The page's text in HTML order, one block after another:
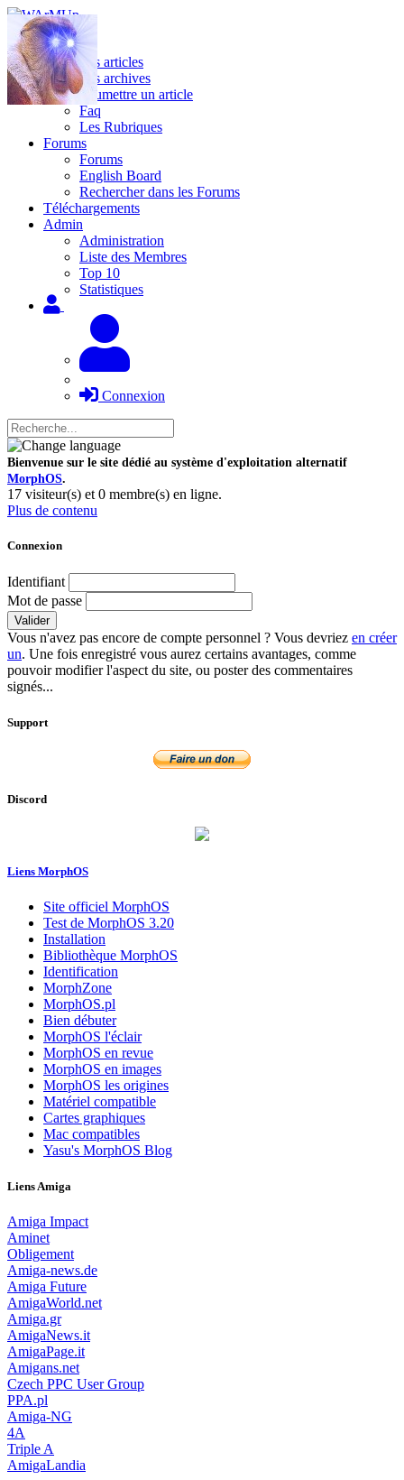
Site
Les articles
Les archives
Soumettre un article
Faq
Les Rubriques
Forums
Forums
English Board
Rechercher dans les Forums
Téléchargements
Admin
Administration
Liste des Membres
Top 10
Statistiques
Connexion
Bienvenue sur le site dédié au système d'exploitation alternatif
MorphOS.
17 visiteur(s) et 0 membre(s) en ligne.
Plus de contenu
Connexion
Identifiant
Mot de passe
Valider
Vous n'avez pas encore de compte personnel ? Vous devriez en créer
un. Une fois enregistré vous aurez certains avantages, comme
pouvoir modifier l'aspect du site, ou poster des commentaires
signés...
Support
Discord
Liens MorphOS
Site officiel MorphOS
Test de MorphOS 3.20
Installation
Bibliothèque MorphOS
Identification
MorphZone
MorphOS.pl
Bien débuter
MorphOS l'éclair
MorphOS en revue
MorphOS en images
MorphOS les origines
Matériel compatible
Cartes graphiques
Mac compatibles
Yasu's MorphOS Blog
Liens Amiga
Amiga Impact
Aminet
Obligement
Amiga-news.de
Amiga Future
AmigaWorld.net
Amiga.gr
AmigaNews.it
AmigaPage.it
Amigans.net
Czech PPC User Group
PPA.pl
Amiga-NG
4A
Triple A
AmigaLandia